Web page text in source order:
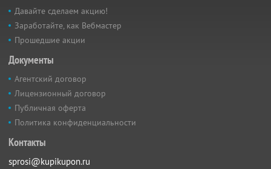
Давайте сделаем акцию!
Заработайте, как Вебмастер
Прошедшие акции
Документы
Агентский договор
Лицензионный договор
Публичная оферта
Политика конфиденциальности
Контакты
sprosi@kupikupon.ru